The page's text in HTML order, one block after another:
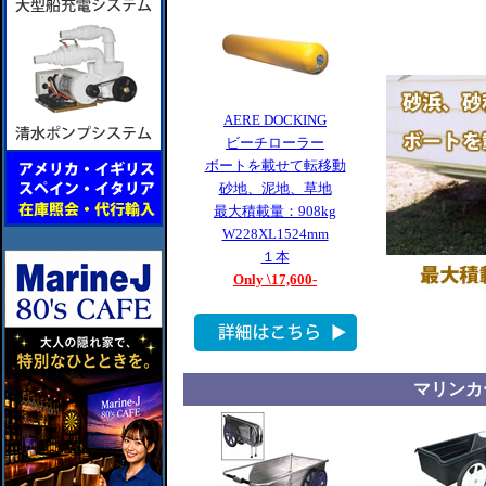
AERE DOCKING
ビーチローラー
ボートを載せて転移動
砂地、泥地、草地
最大積載量：908kg
W228XL1524mm
１本
Only \17,600-
マリン